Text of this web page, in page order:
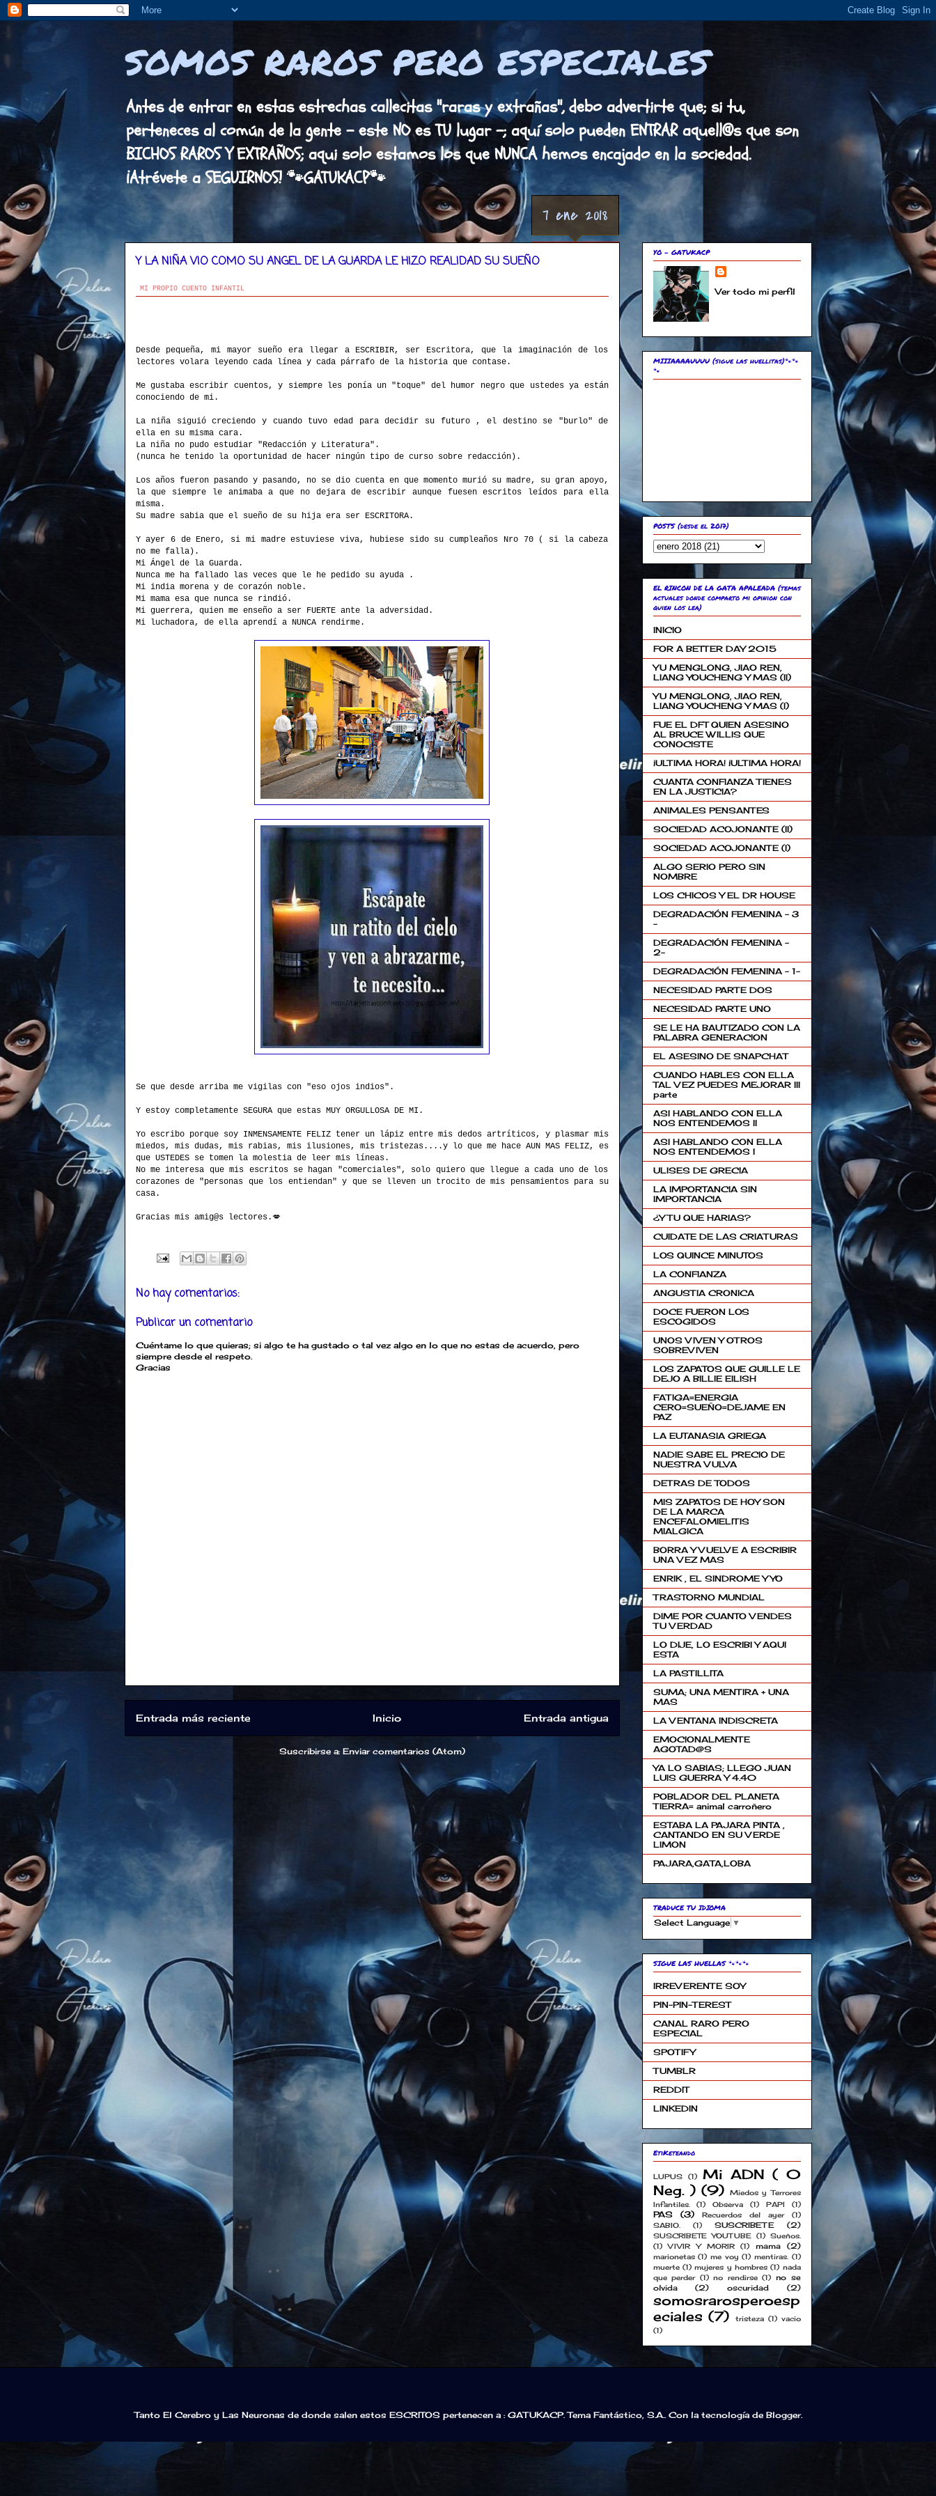
SOMOS RAROS PERO ESPECIALES
Antes de entrar en estas estrechas callecitas "raras y extrañas", debo advertirte que; si tu,
perteneces al común de la gente - este NO es TU lugar -; aquí solo pueden ENTRAR aquell@s que son
BICHOS RAROS Y EXTRAÑOS; aqui solo estamos los que NUNCA hemos encajado en la sociedad.
¡Atrévete a SEGUIRNOS! 🐾GATUKACP🐾
7 ene 2018
Y LA NIÑA VIO COMO SU ANGEL DE LA GUARDA LE HIZO REALIDAD SU SUEÑO
MI PROPIO CUENTO INFANTIL
Desde pequeña, mi mayor sueño era llegar a ESCRIBIR, ser Escritora, que la imaginación de los
lectores volara leyendo cada línea y cada párrafo de la historia que contase.
Me gustaba escribir cuentos, y siempre les ponía un "toque" del humor negro que ustedes ya están
conociendo de mi.
La niña siguió creciendo y cuando tuvo edad para decidir su futuro , el destino se "burlo" de
ella en su misma cara.
La niña no pudo estudiar "Redacción y Literatura".
(nunca he tenido la oportunidad de hacer ningún tipo de curso sobre redacción).
Los años fueron pasando y pasando, no se dio cuenta en que momento murió su madre, su gran apoyo,
la que siempre le animaba a que no dejara de escribir aunque fuesen escritos leídos para ella
misma.
Su madre sabia que el sueño de su hija era ser ESCRITORA.
Y ayer 6 de Enero, si mi madre estuviese viva, hubiese sido su cumpleaños Nro 70 ( si la cabeza
no me falla).
Mi Ángel de la Guarda.
Nunca me ha fallado las veces que le he pedido su ayuda .
Mi india morena y de corazón noble.
Mi mama esa que nunca se rindió.
Mi guerrera, quien me enseño a ser FUERTE ante la adversidad.
Mi luchadora, de ella aprendí a NUNCA rendirme.
Se que desde arriba me vigilas con "eso ojos indios".
Y estoy completamente SEGURA que estas MUY ORGULLOSA DE MI.
Yo escribo porque soy INMENSAMENTE FELIZ tener un lápiz entre mis dedos artríticos, y plasmar mis
miedos, mis dudas, mis rabias, mis ilusiones, mis tristezas....y lo que me hace AUN MAS FELIZ, es
que USTEDES se tomen la molestia de leer mis líneas.
No me interesa que mis escritos se hagan "comerciales", solo quiero que llegue a cada uno de los
corazones de "personas que los entiendan" y que se lleven un trocito de mis pensamientos para su
casa.
Gracias mis amig@s lectores.💋
No hay comentarios:
Publicar un comentario
Cuéntame lo que quieras; si algo te ha gustado o tal vez algo en lo que no estas de acuerdo, pero
siempre desde el respeto.
Gracias
Entrada más reciente Entrada antigua
Inicio
Suscribirse a: Enviar comentarios (Atom)
YO - GATUKACP
Ver todo mi perfil
MIIIAAAAUUUU (sigue las huellitas)🐾🐾
🐾
POSTS (desde el 2017)
EL RINCON DE LA GATA APALEADA (temas
actuales donde comparto mi opinion con
quien los lea)
INICIO
FOR A BETTER DAY 2015
YU MENGLONG, JIAO REN,
LIANG YOUCHENG Y MAS (II)
YU MENGLONG, JIAO REN,
LIANG YOUCHENG Y MAS (I)
FUE EL DFT QUIEN ASESINO
AL BRUCE WILLIS QUE
CONOCISTE
¡ULTIMA HORA! ¡ULTIMA HORA!
CUANTA CONFIANZA TIENES
EN LA JUSTICIA?
ANIMALES PENSANTES
SOCIEDAD ACOJONANTE (II)
SOCIEDAD ACOJONANTE (I)
ALGO SERIO PERO SIN
NOMBRE
LOS CHICOS Y EL DR HOUSE
DEGRADACIÓN FEMENINA - 3
-
DEGRADACIÓN FEMENINA -
2-
DEGRADACIÓN FEMENINA - 1-
NECESIDAD PARTE DOS
NECESIDAD PARTE UNO
SE LE HA BAUTIZADO CON LA
PALABRA GENERACION
EL ASESINO DE SNAPCHAT
CUANDO HABLES CON ELLA
TAL VEZ PUEDES MEJORAR III
parte
ASI HABLANDO CON ELLA
NOS ENTENDEMOS II
ASI HABLANDO CON ELLA
NOS ENTENDEMOS I
ULISES DE GRECIA
LA IMPORTANCIA SIN
IMPORTANCIA
¿Y TU QUE HARIAS?
CUIDATE DE LAS CRIATURAS
LOS QUINCE MINUTOS
LA CONFIANZA
ANGUSTIA CRONICA
DOCE FUERON LOS
ESCOGIDOS
UNOS VIVEN Y OTROS
SOBREVIVEN
LOS ZAPATOS QUE GUILLE LE
DEJO A BILLIE EILISH
FATIGA=ENERGIA
CERO=SUEÑO=DEJAME EN
PAZ
LA EUTANASIA GRIEGA
NADIE SABE EL PRECIO DE
NUESTRA VULVA
DETRAS DE TODOS
MIS ZAPATOS DE HOY SON
DE LA MARCA
ENCEFALOMIELITIS
MIALGICA
BORRA Y VUELVE A ESCRIBIR
UNA VEZ MAS
ENRIK , EL SINDROME Y YO
TRASTORNO MUNDIAL
DIME POR CUANTO VENDES
TU VERDAD
LO DIJE, LO ESCRIBI Y AQUI
ESTA
LA PASTILLITA
SUMA; UNA MENTIRA + UNA
MAS
LA VENTANA INDISCRETA
EMOCIONALMENTE
AGOTAD@S
YA LO SABIAS; LLEGO JUAN
LUIS GUERRA Y 4.40
POBLADOR DEL PLANETA
TIERRA= animal carroñero
ESTABA LA PAJARA PINTA ,
CANTANDO EN SU VERDE
LIMON
PAJARA,GATA,LOBA
TRADUCE TU IDIOMA
Select Language ▼
SIGUE LAS HUELLAS 🐾🐾🐾
IRREVERENTE SOY
PIN-PIN-TEREST
CANAL RARO PERO
ESPECIAL
SPOTIFY
TUMBLR
REDDIT
LINKEDIN
EtiKeteando
LUPUS (1)
Mi ADN ( 0
Neg. ) (9)
Miedos y Terrores
Infantiles.
(1) Observa (1) PAPI (1)
PAS (3) Recuerdos del ayer
(1)
SABIO.
(1) SUSCRIBETE (2)
SUSCRIBETE YOUTUBE (1)
Sueños.
(1)
VIVIR Y MORIR (1) mama (2)
marionetas (1) me voy (1) mentiras.
(1)
muerte (1) mujeres y hombres (1) nada
que perder
(1) no rendirse (1)
no se
olvida
(2) oscuridad (2)
somosrarosperoesp
eciales (7) tristeza (1) vacio
(1)
Tanto El Cerebro y Las Neuronas de donde salen estos ESCRITOS pertenecen a : GATUKACP. Tema Fantástico, S.A.. Con la tecnología de Blogger.